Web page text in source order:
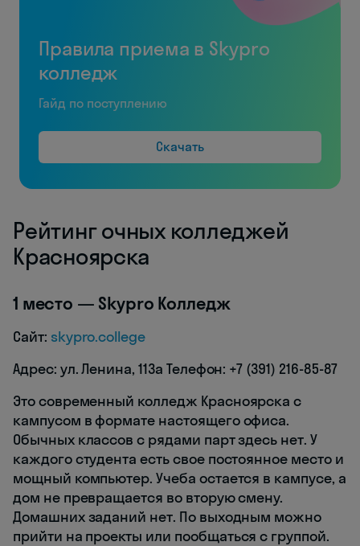
Правила приема в Skypro
колледж
Гайд по поступлению
Скачать
Рейтинг очных колледжей
Красноярска
1 место — Skypro Колледж
Сайт: skypro.college
Адрес: ул. Ленина, 113а Телефон: +7 (391) 216-85-87
Это современный колледж Красноярска с
кампусом в формате настоящего офиса.
Обычных классов с рядами парт здесь нет. У
каждого студента есть свое постоянное место и
мощный компьютер. Учеба остается в кампусе, а
дом не превращается во вторую смену.
Домашних заданий нет. По выходным можно
прийти на проекты или пообщаться с группой.